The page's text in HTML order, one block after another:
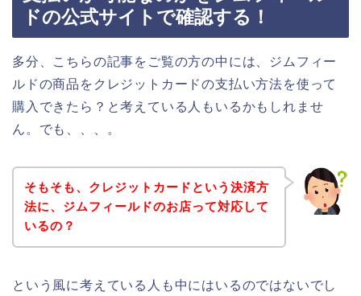
ドの公式サイトで確認する！
多分、こちらの記事をご覧の方の中には、ジムフィー
ルドの商品をクレジットカードの支払い方法を使って
購入できたら？と考えている人もいるかもしれませ
ん。でも、、、。
そもそも、クレジットカードという決済方
法に、ジムフィールドのお店って対応して
いるの？
という風に考えている人も中にはいるのではないでし